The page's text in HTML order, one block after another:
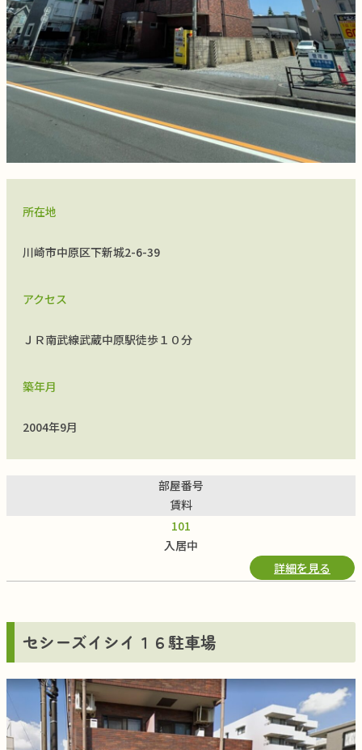
所在地
川崎市中原区下新城2-6-39
アクセス
ＪＲ南武線武蔵中原駅徒歩１０分
築年月
2004年9月
部屋番号
賃料
101
入居中
詳細を見る
セシーズイシイ１６駐車場